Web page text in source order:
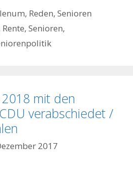
, Reden,Senioren
Rente,Senioren,
mit den
verabschiedet /
2017